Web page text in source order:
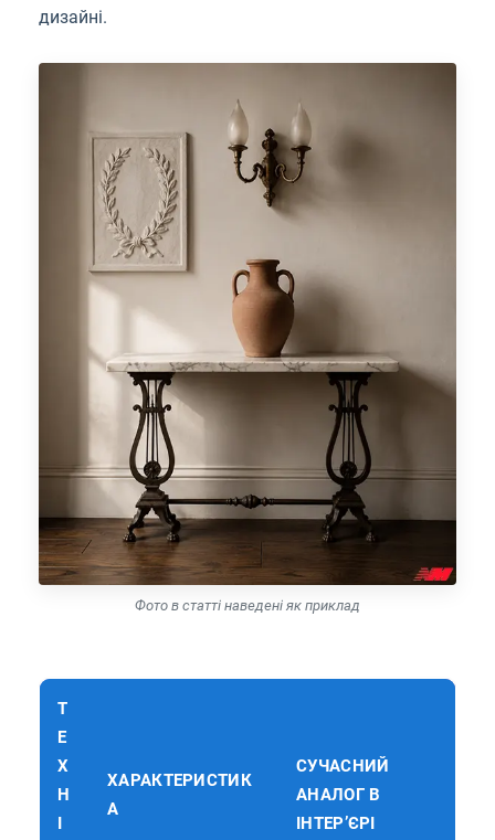
дизайні.
Фото в статті наведені як приклад
Т
Е
Х
Н
І
ХАРАКТЕРИСТИК
А
СУЧАСНИЙ
АНАЛОГ В
ІНТЕР’ЄРІ